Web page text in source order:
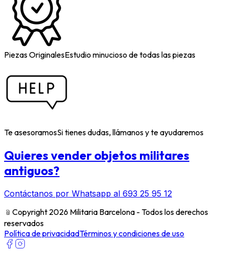
Piezas OriginalesEstudio minucioso de todas las piezas
Te asesoramosSi tienes dudas, llámanos y te ayudaremos
Quieres vender objetos militares
antiguos?
Contáctanos por Whatsapp al 693 25 95 12
﹫ Copyright 2026 Militaria Barcelona - Todos los derechos
reservados
Política de privacidadTérminos y condiciones de uso